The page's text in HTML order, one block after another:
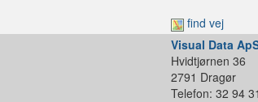
find vej
Visual Data
Hvidtjørnen 36
2791 Dragør
Telefon: 32 94